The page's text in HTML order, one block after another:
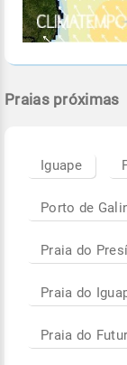
Praias próximas
Iguape
Porto de
Praia do
Praia do
Praia do